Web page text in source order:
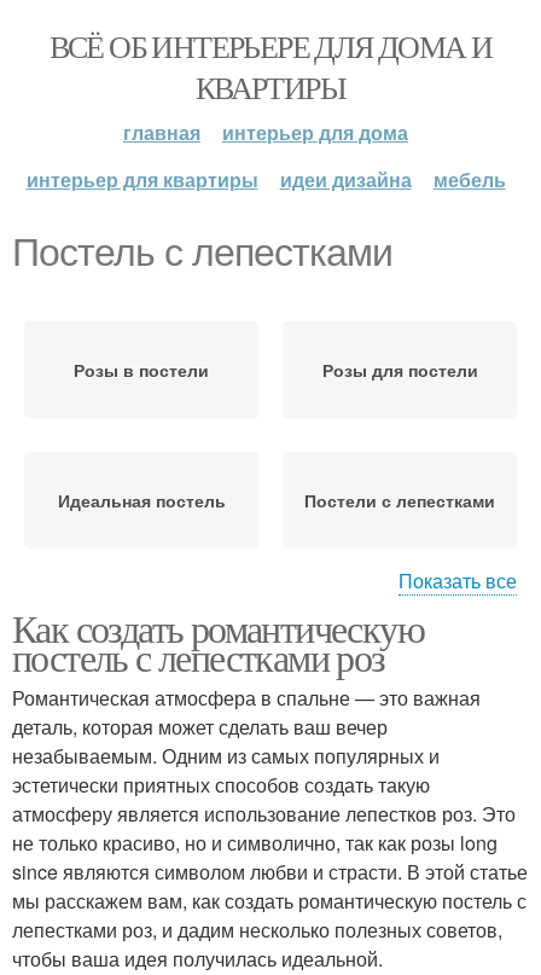
ВСЁ ОБ ИНТЕРЬЕРЕ ДЛЯ ДОМА И
КВАРТИРЫ
главная
интерьер для дома
интерьер для квартиры
идеи дизайна мебель
Постель с лепестками
Розы в постели Розы для постели
Идеальная постель Постели с лепестками
Красивая постель Розы на постели
Искусственные
лепестки
Лепестки для декора
Показать все
Как создать романтическую
постель с лепестками роз
Романтическая атмосфера в спальне — это важная
деталь, которая может сделать ваш вечер
незабываемым. Одним из самых популярных и
эстетически приятных способов создать такую
атмосферу является использование лепестков роз. Это
не только красиво, но и символично, так как розы long
since являются символом любви и страсти. В этой статье
мы расскажем вам, как создать романтическую постель с
лепестками роз, и дадим несколько полезных советов,
чтобы ваша идея получилась идеальной.